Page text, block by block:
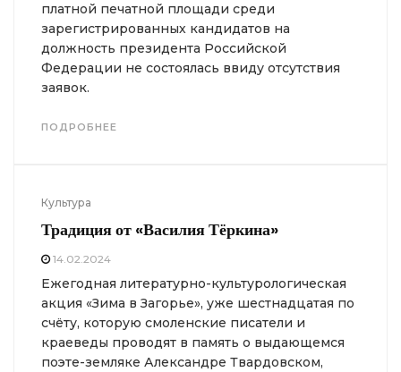
платной печатной площади среди
зарегистрированных кандидатов на
должность президента Российской
Федерации не состоялась ввиду отсутствия
заявок.
ПОДРОБНЕЕ
Культура
Традиция от «Василия Тёркина»
14.02.2024
Ежегодная литературно-культурологическая
акция «Зима в Загорье», уже шестнадцатая по
счёту, которую смоленские писатели и
краеведы проводят в память о выдающемся
поэте-земляке Александре Твардовском,